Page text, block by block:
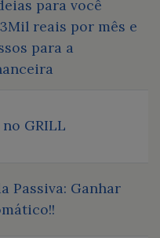
para você
reais por mês e
para a
GRILL
Passiva: Ganhar